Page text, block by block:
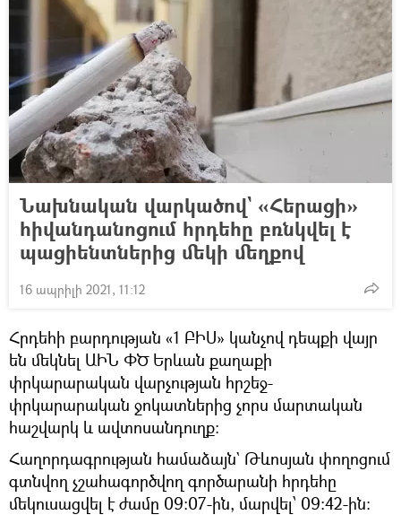
Նախնական վարկածով` «Հերացի»
հիվանդանոցում հրդեհը բռնկվել է
պացիենտներից մեկի մեղքով
16 ապրիլի 2021, 11:12
Հրդեհի բարդության «1 ԲԻՍ» կանչով դեպքի վայր
են մեկնել ԱԻՆ ՓԾ Երևան քաղաքի
փրկարարական վարչության հրշեջ-
փրկարարական ջոկատներից չորս մարտական
հաշվարկ և ավտոսանդուղք։
Հաղորդագրության համաձայն` Թևոսյան փողոցում
գտնվող չշահագործվող գործարանի հրդեհը
մեկուսացվել է ժամը 09։07-ին, մարվել՝ 09։42-ին։